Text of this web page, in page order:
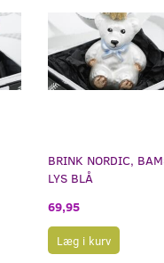
BRINK NORDIC,
LYS BLÅ
69,95
Læg i kurv